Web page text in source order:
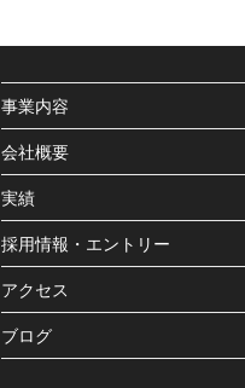
事業内容
会社概要
実績
採用情報・エントリー
アクセス
ブログ